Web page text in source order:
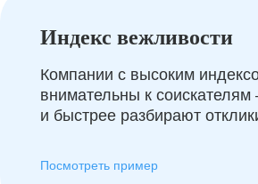
Индекс вежливости
Компании с высоким
внимательны к
и быстрее разбирают
Посмотреть пример